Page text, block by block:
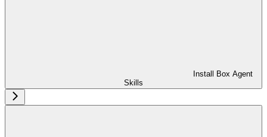
Install Box Agent
Skills